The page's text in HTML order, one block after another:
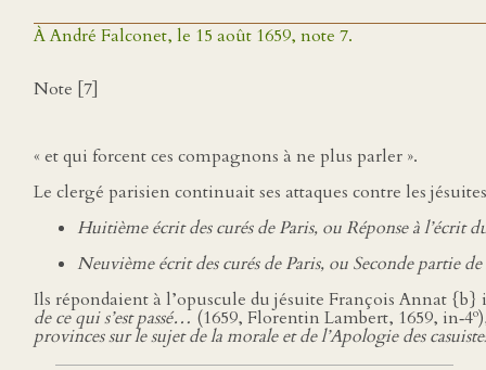
À André Falconet, le 15 août 1659, note 7.
Note [7]
« et qui forcent ces compagnons à ne plus parler ».
Le clergé parisien continuait ses attaques contre les
Huitième écrit des curés de Paris, ou Réponse à l’écrit
Neuvième écrit des curés de Paris, ou Seconde partie
Ils répondaient à l’opuscule du jésuite François Annat
de ce qui s’est passé… (1659, Florentin Lambert, 1659, in‑4o
provinces sur le sujet de la morale et de l’Apologie des